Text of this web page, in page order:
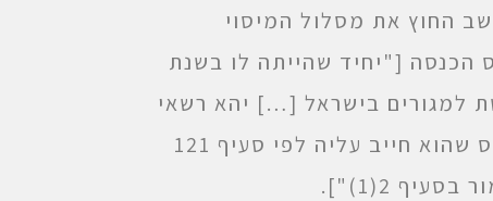
החוץ את מסלול המיסוי
בסעיף 122 לפקודת מס הכנסה ["יחיד שהייתה לו בשנת
למגורים בישראל […] יהא רשאי
לשלם עליה מס בשיעור של 10% ממנה במקום המס שהוא חייב עליה לפי סעיף 121
2(1)"].